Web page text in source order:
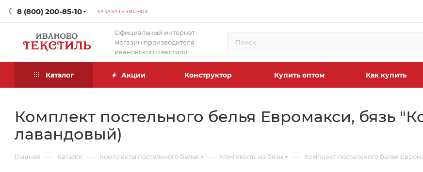
8 (800) 200-85-10 ЗАКАЗАТЬ ЗВОНОК
Официальный интернет-
магазин производителя
ивановского текстиля
Каталог Акции Конструктор Купить оптом Как купить
Комплект постельного белья Евромакси, бязь
лавандовый)
Главная — Каталог — Комплекты постельного белья — Комплекты из бязи — Комплект постельного белья